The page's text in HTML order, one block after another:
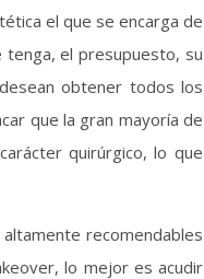
el que se encarga de
el presupuesto, su
obtener todos los
que la gran mayoría de
quirúrgico, lo que
recomendables
lo mejor es acudir